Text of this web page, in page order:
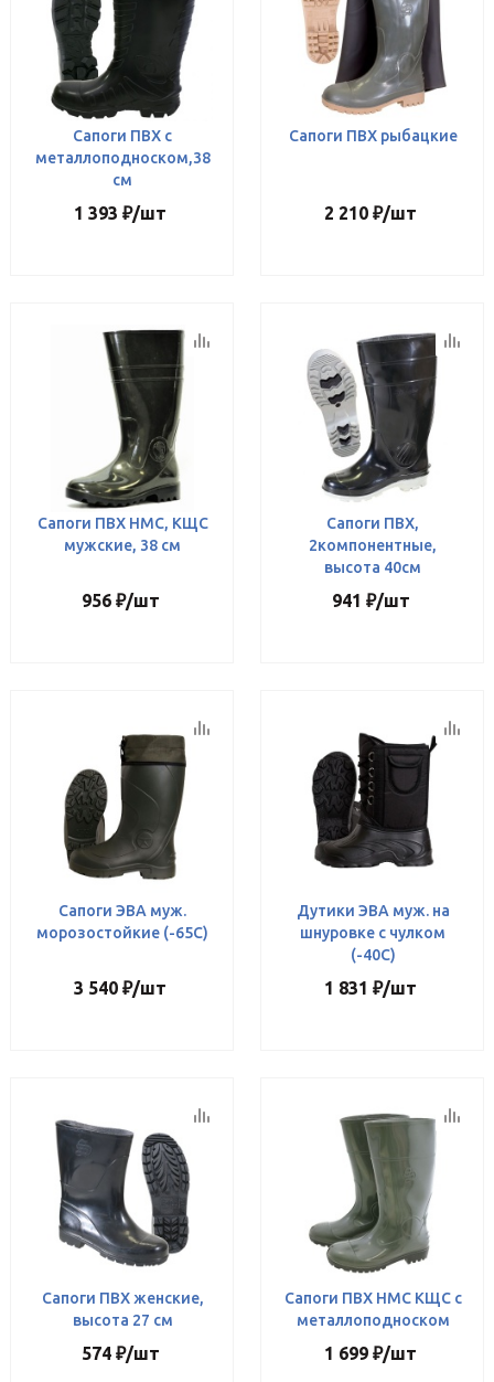
Сапоги ПВХ с
металлоподноском,38
см
1 393 ₽/шт
Сапоги ПВХ рыбацкие
2 210 ₽/шт
Сапоги ПВХ НМС, КЩС
мужские, 38 см
956₽/шт
Сапоги ПВХ,
2компонентные,
высота 40см
941 ₽/шт
Сапоги ЭВА муж.
морозостойкие (-65С)
3 540 ₽/шт
Дутики ЭВА муж. на
шнуровке с чулком
(-40С)
1 831 ₽/шт
Сапоги ПВХ женские,
высота 27 см
574₽/шт
Сапоги ПВХ НМС КЩС с
металлоподноском
1 699 ₽/шт